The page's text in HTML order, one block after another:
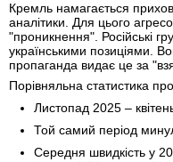
Кремль намагається
аналітики. Для цього
"проникнення". Російські
українськими позиціями.
пропаганда видає це за
Порівняльна статистика
Листопад 2025 –
Той самий період
Середня швидкість у